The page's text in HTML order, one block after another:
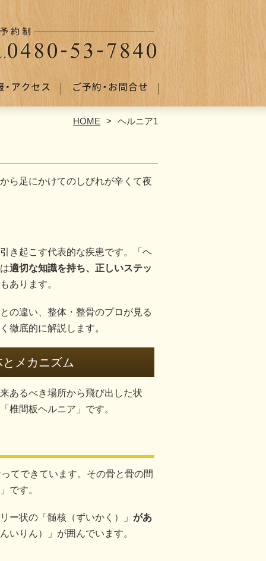
HOME ヘルニア1
ら足にかけてのしびれが辛くて夜
き起こす代表的な疾患です。「ヘ
適切な知識を持ち、正しいステッ
あります。
の違い、整体・整骨のプロが見る
徹底的に解説します。
メカニズム
あるべき場所から飛び出した状
椎間板ヘルニア」です。
てできています。その骨と骨の間
です。
ー状の「髄核（ずいかく）」 があ
いりん）」が囲んでいます。